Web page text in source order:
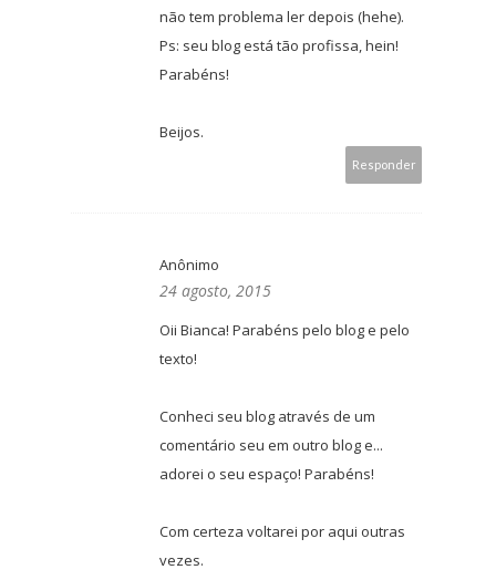
não tem problema ler depois (hehe).
Ps: seu blog está tão profissa, hein!
Parabéns!
Beijos.
Responder
Anônimo
24 agosto, 2015
Oii Bianca! Parabéns pelo blog e pelo
texto!
Conheci seu blog através de um
comentário seu em outro blog e...
adorei o seu espaço! Parabéns!
Com certeza voltarei por aqui outras
vezes.